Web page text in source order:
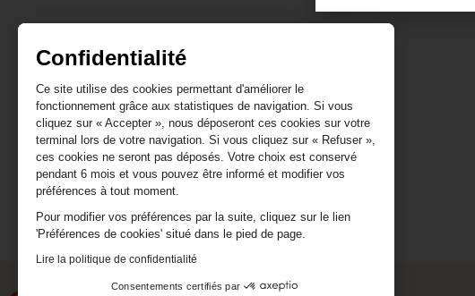
Confidentialité
Ce site utilise des cookies permettant d'améliorer le
fonctionnement grâce aux statistiques de navigation. Si vous
cliquez sur « Accepter », nous déposeront ces cookies sur votre
terminal lors de votre navigation. Si vous cliquez sur « Refuser »,
ces cookies ne seront pas déposés. Votre choix est conservé
pendant 6 mois et vous pouvez être informé et modifier vos
préférences à tout moment.
Pour modifier vos préférences par la suite, cliquez sur le lien
'Préférences de cookies' situé dans le pied de page.
Lire la politique de confidentialité
Consentements certifiés par